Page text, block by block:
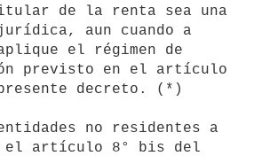
de la renta sea una
el régimen de
decreto. (*)
no residentes a
el artículo 8° bis del